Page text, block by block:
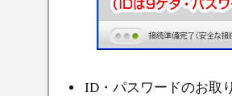
ID・パスワードのお取